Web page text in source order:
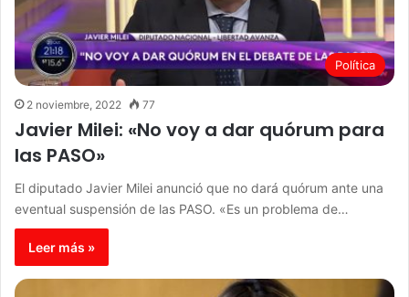
Política
2 noviembre, 2022 77
Javier Milei: «No voy a dar quórum para
las PASO»
El diputado Javier Milei anunció que no dará quórum ante una
eventual suspensión de las PASO. «Es un problema de…
Leer más »